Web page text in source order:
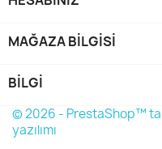
MAĞAZA BILGISI
BILGI
© 2026 - PrestaShop™
yazılımı